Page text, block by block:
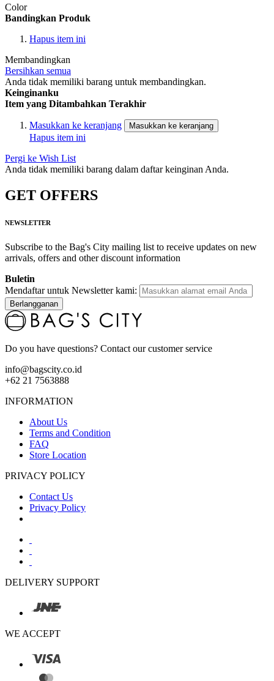
Color
Bandingkan Produk
Hapus item ini
Membandingkan
Bersihkan semua
Anda tidak memiliki barang untuk membandingkan.
Keinginanku
Item yang Ditambahkan Terakhir
Masukkan ke keranjang Masukkan ke keranjang
Hapus item ini
Pergi ke Wish List
Anda tidak memiliki barang dalam daftar keinginan Anda.
GET OFFERS
NEWSLETTER
Subscribe to the Bag's City mailing list to receive updates on new
arrivals, offers and other discount information
Buletin
Mendaftar untuk Newsletter kami:
Berlangganan
Do you have questions? Contact our customer service
info@bagscity.co.id
+62 21 7563888
INFORMATION
About Us
Terms and Condition
FAQ
Store Location
PRIVACY POLICY
Contact Us
Privacy Policy
DELIVERY SUPPORT
WE ACCEPT